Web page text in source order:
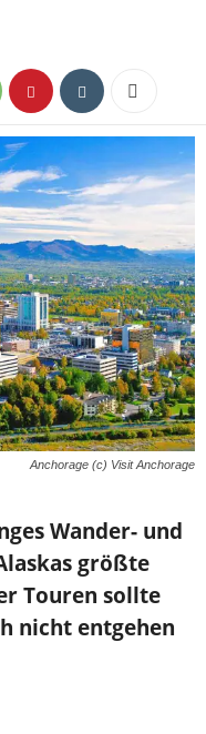
Anchorage (c) Visit Anchorage
Wander- und
größte
Touren sollte
nicht entgehen